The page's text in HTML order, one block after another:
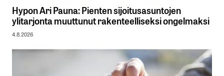
Hypon Ari Pauna: Pienten sijoitusasuntojen
ylitarjonta muuttunut rakenteelliseksi ongelmaksi
4.8.2026